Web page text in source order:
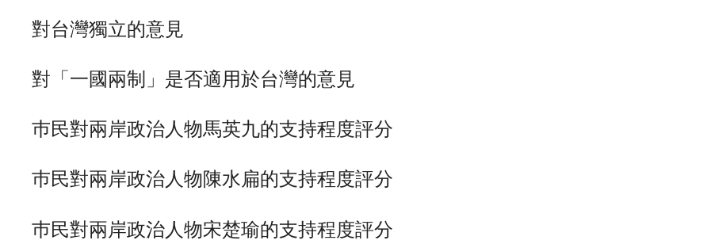
對台灣獨立的意見
對「一國兩制」是否適用於台灣的意見
巿民對兩岸政治人物馬英九的支持程度評分
巿民對兩岸政治人物陳水扁的支持程度評分
巿民對兩岸政治人物宋楚瑜的支持程度評分